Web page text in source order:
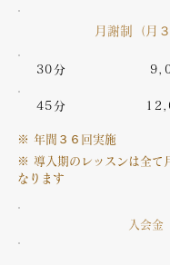
月謝制（月３
30分
45分
※ 年間３６回実施
※ 導入期のレッスンは全て
なります
入会金